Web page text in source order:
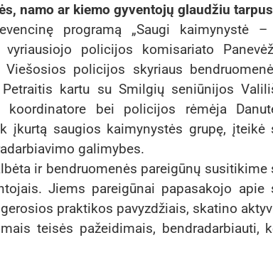
namo ar kiemo gyventojų glaudžiu
programą „Saugi kaimynystė –
vyriausiojo policijos komisariato
policijos skyriaus
kartu su Smilgių seniūnijos
koordinatore bei policijos rėmėja
įkurtą saugios kaimynystės grupę, įteikė
galimybes.
ir bendruomenės pareigūnų
Jiems pareigūnai papasakojo apie
praktikos pavyzdžiais, skatino
teisės pažeidimais, bendradarbiauti,